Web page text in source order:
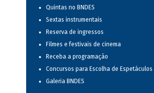
Quintas no BNDES
Sextas instrumentais
Reserva de ingressos
Filmes e festivais de cinema
Receba a programação
Concursos para Escolha de Espetáculos
Galeria BNDES